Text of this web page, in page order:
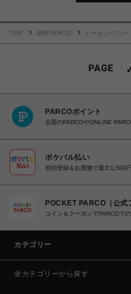
TOP 調布PARCO ビーカンパニー
PARCOポイント
全国のPARCOやONLINE
ポケパル払い
初回登録＆お買物で最大1,500
POCKET PARCO（公式
コイン＆クーポンでPARCOで
カテゴリー
全カテゴリーから探す